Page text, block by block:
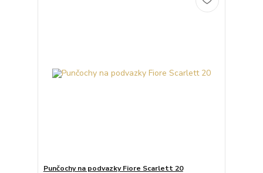
Punčochy na podvazky Fiore Scarlett 20